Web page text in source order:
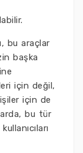
bu araçlar
başka
için değil,
için de
bu tür